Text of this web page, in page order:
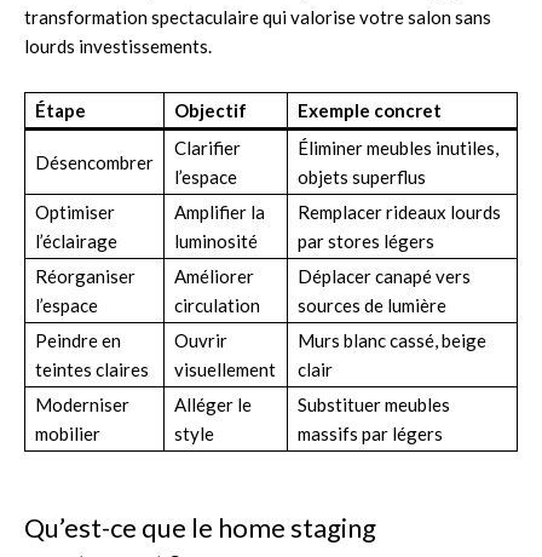
transformation spectaculaire qui valorise votre salon sans
lourds investissements.
Étape Objectif Exemple concret
Désencombrer
Clarifier
l’espace
Éliminer meubles inutiles,
objets superflus
Optimiser
l’éclairage
Amplifier la
luminosité
Remplacer rideaux lourds
par stores légers
Réorganiser
l’espace
Améliorer
circulation
Déplacer canapé vers
sources de lumière
Peindre en
teintes claires
Ouvrir
visuellement
Murs blanc cassé, beige
clair
Moderniser
mobilier
Alléger le
style
Substituer meubles
massifs par légers
Qu’est-ce que le home staging